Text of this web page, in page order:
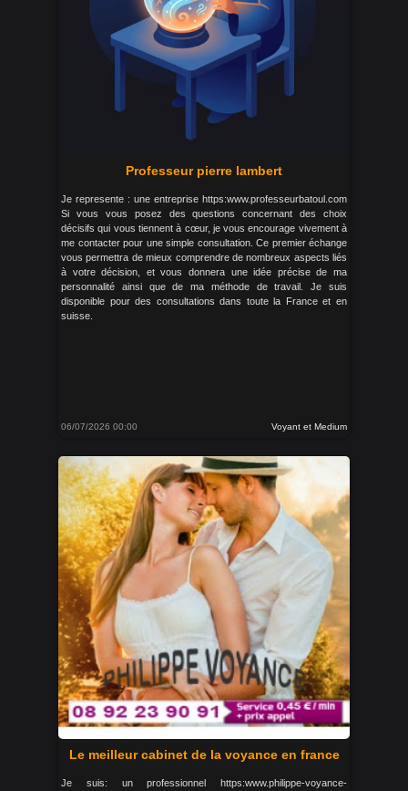
Professeur pierre lambert
Je represente : une entreprise https:www.professeurbatoul.com
Si vous vous posez des questions concernant des choix
décisifs qui vous tiennent à cœur, je vous encourage vivement à
me contacter pour une simple consultation. Ce premier échange
vous permettra de mieux comprendre de nombreux aspects liés
à votre décision, et vous donnera une idée précise de ma
personnalité ainsi que de ma méthode de travail. Je suis
disponible pour des consultations dans toute la France et en
suisse.
06/07/2026 00:00 Voyant et Medium
Le meilleur cabinet de la voyance en france
Je suis: un professionnel https:www.philippe-voyance-